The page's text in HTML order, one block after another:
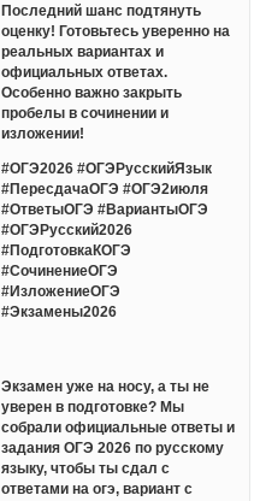
Последний шанс подтянуть
оценку! Готовьтесь уверенно на
реальных вариантах и
официальных ответах.
Особенно важно закрыть
пробелы в сочинении и
изложении!
#ОГЭ2026 #ОГЭРусскийЯзык
#ПересдачаОГЭ #ОГЭ2июля
#ОтветыОГЭ #ВариантыОГЭ
#ОГЭРусский2026
#ПодготовкаКОГЭ
#СочинениеОГЭ
#ИзложениеОГЭ
#Экзамены2026
Экзамен уже на носу, а ты не
уверен в подготовке? Мы
собрали официальные ответы и
задания ОГЭ 2026 по русскому
языку, чтобы ты сдал с
ответами на огэ, вариант с